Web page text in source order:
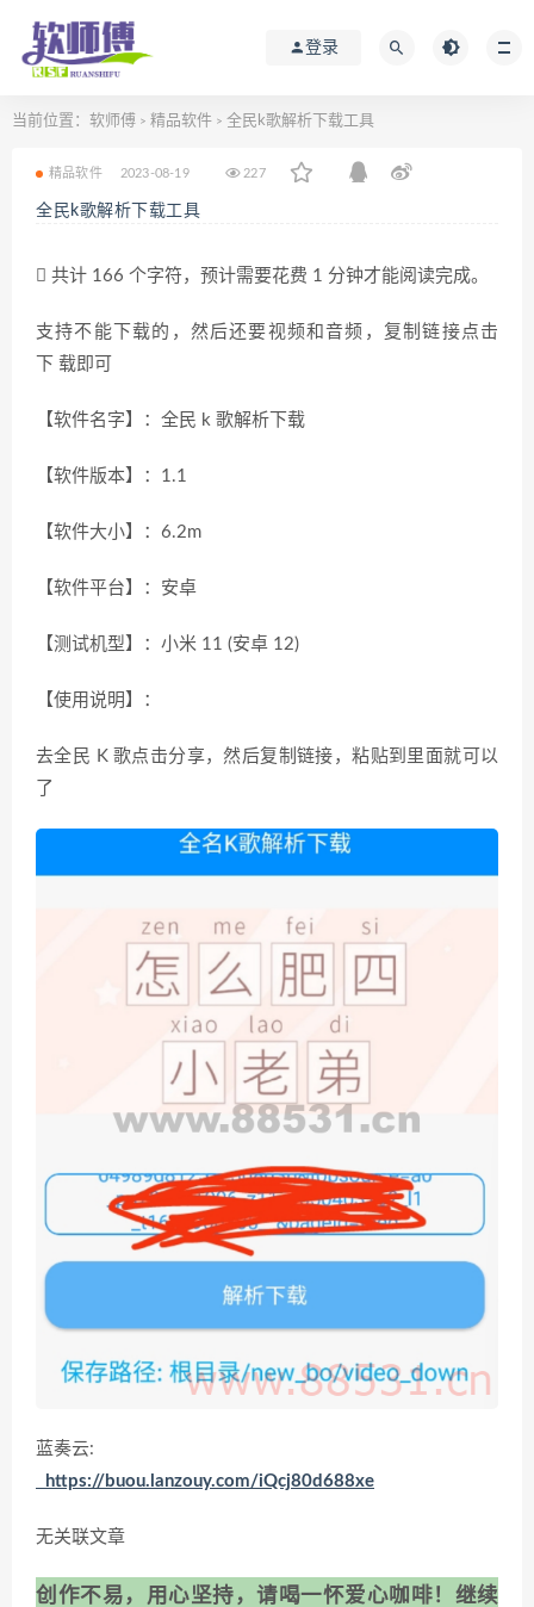
登录
当前位置： 软师傅 > 精品软件 > 全民k歌解析下载工具
精品软件 2023-08-19 227
全民k歌解析下载工具
共计 166 个字符，预计需要花费 1 分钟才能阅读完成。
支持不能下载的，然后还要视频和音频，复制链接点击
下 载即可
【软件名字】：全民 k 歌解析下载
【软件版本】：1.1
【软件大小】：6.2m
【软件平台】：安卓
【测试机型】：小米 11 (安卓 12)
【使用说明】：
去全民 K 歌点击分享，然后复制链接，粘贴到里面就可以
了
蓝奏云:
https://buou.lanzouy.com/iQcj80d688xe
无关联文章
创作不易，用心坚持，请喝一怀爱心咖啡！继续